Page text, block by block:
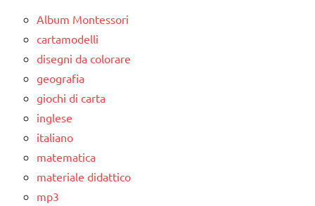
LINGUAGGIO
TUTTI GLI
ARGOMENTI
PER ETA'
TUTTI GLI
ARTICOLI
poesie e
filastrocche
STAGIONI
TUTTI GLI
ARGOMENTI
PER ETA'
Album Montessori
cartamodelli
disegni da colorare
geografia
giochi di carta
inglese
italiano
matematica
materiale didattico
mp3